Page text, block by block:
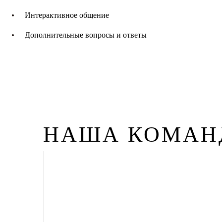
Интерактивное общение
Дополнительные вопросы и ответы
НАША